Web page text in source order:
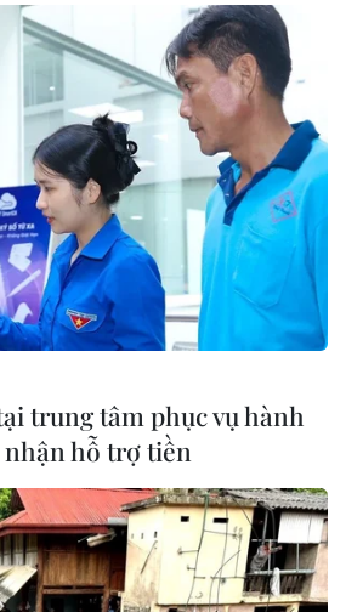
tâm #USD
#Doji
Hồ Chí Minh
trung tâm phục vụ hành
hỗ trợ tiền